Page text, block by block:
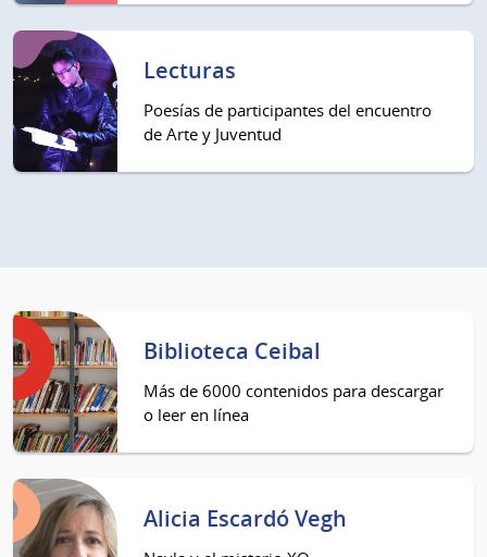
Lecturas
Poesías de participantes del encuentro
de Arte y Juventud
Biblioteca Ceibal
Más de 6000 contenidos para descargar
o leer en línea
Alicia Escardó Vegh